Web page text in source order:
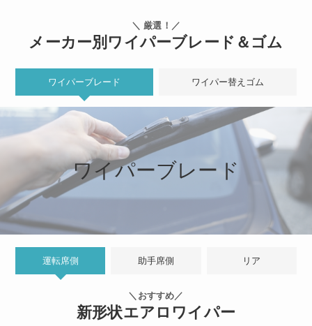
＼ 厳選！／
メーカー別ワイパーブレード＆ゴム
ワイパーブレード ワイパー替えゴム
ワイパーブレード
運転席側 助手席側 リア
＼おすすめ／
新形状エアロワイパー